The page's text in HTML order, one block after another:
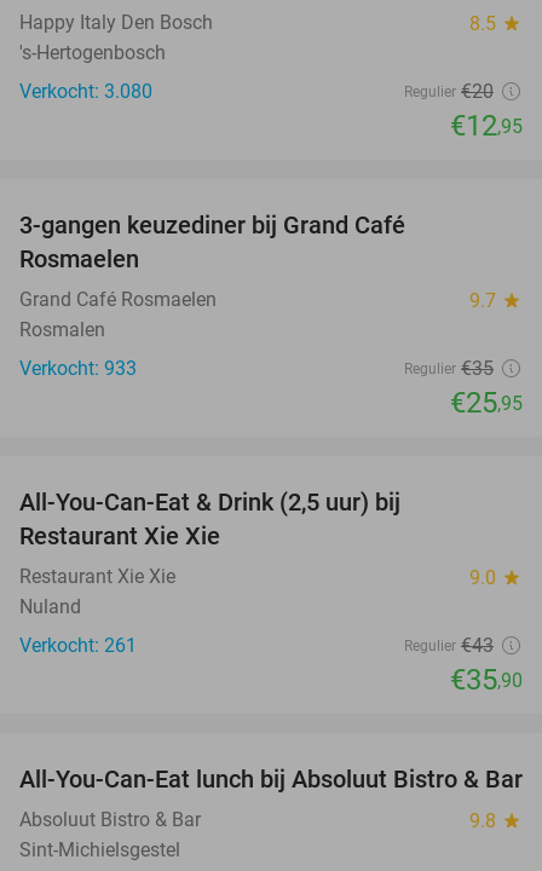
Happy Italy Den Bosch 8.5 star
's-Hertogenbosch
Verkocht: 3.080
Regulier €20
€12,95
3-gangen keuzediner bij Grand Café
Rosmaelen
Grand Café Rosmaelen 9.7 star
Rosmalen
Verkocht: 933
Regulier €35
€25,95
All-You-Can-Eat & Drink (2,5 uur) bij
Restaurant Xie Xie
Restaurant Xie Xie 9.0 star
Nuland
Verkocht: 261
Regulier €43
€35,90
31%
All-You-Can-Eat lunch bij Absoluut Bistro & Bar
Absoluut Bistro & Bar 9.8 star
Sint-Michielsgestel